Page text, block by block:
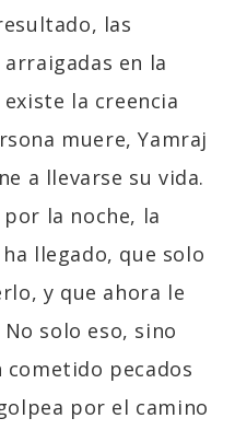
las
en la
la creencia
muere, Yamraj
a llevarse su vida.
la noche, la
llegado, que solo
y que ahora le
solo eso, sino
cometido pecados
por el camino